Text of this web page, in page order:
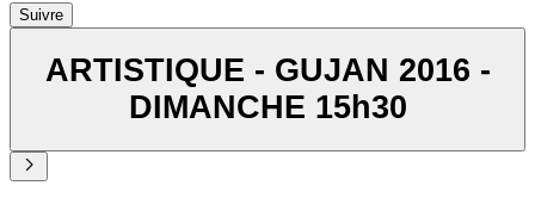
Suivre
ARTISTIQUE - GUJAN 2016 -
DIMANCHE 15h30